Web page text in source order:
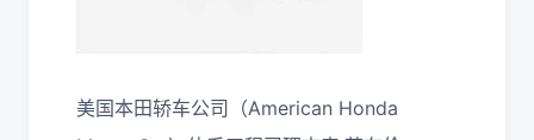
美国本田轿车公司（American Honda